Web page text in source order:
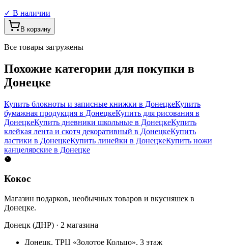
✓ В наличии
В корзину
Все товары загружены
Похожие категории для покупки в
Донецке
Купить блокноты и записные книжки в ДонецкеКупить
бумажная продукция в ДонецкеКупить для рисования в
ДонецкеКупить дневники школьные в ДонецкеКупить
клейкая лента и скотч декоративный в ДонецкеКупить
ластики в ДонецкеКупить линейки в ДонецкеКупить ножи
канцелярские в Донецке
🥥
Кокос
Магазин подарков, необычных товаров и вкусняшек в
Донецке.
Донецк (ДНР) · 2 магазина
Донецк, ТРЦ «Золотое Кольцо», 3 этаж